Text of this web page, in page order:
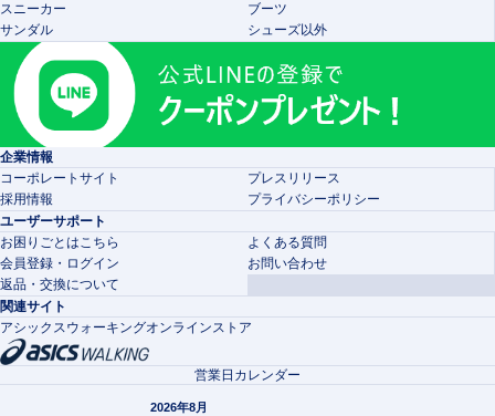
スニーカー
ブーツ
サンダル
シューズ以外
企業情報
コーポレートサイト
プレスリリース
採用情報
プライバシーポリシー
ユーザーサポート
お困りごとはこちら
よくある質問
会員登録・ログイン
お問い合わせ
返品・交換について
関連サイト
アシックスウォーキングオンラインストア
営業日カレンダー
2026年8月